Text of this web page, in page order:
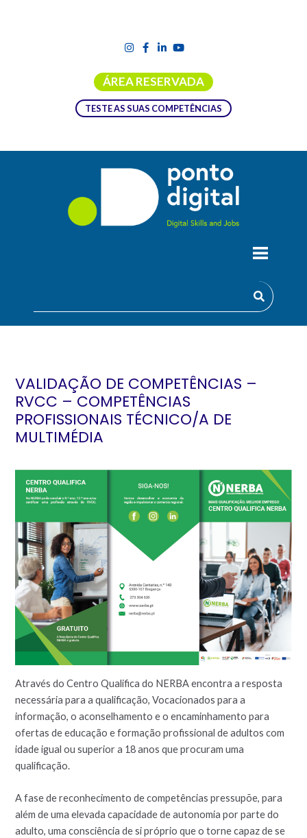
ÁREA RESERVADA
TESTE AS SUAS COMPETÊNCIAS
VALIDAÇÃO DE COMPETÊNCIAS –
RVCC – COMPETÊNCIAS
PROFISSIONAIS TÉCNICO/A DE
MULTIMÉDIA
Através do Centro Qualifica do NERBA encontra a resposta
necessária para a qualificação, Vocacionados para a
informação, o aconselhamento e o encaminhamento para
ofertas de educação e formação profissional de adultos com
idade igual ou superior a 18 anos que procuram uma
qualificação.
A fase de reconhecimento de competências pressupõe, para
além de uma elevada capacidade de autonomia por parte do
adulto, uma consciência de si próprio que o torne capaz de se